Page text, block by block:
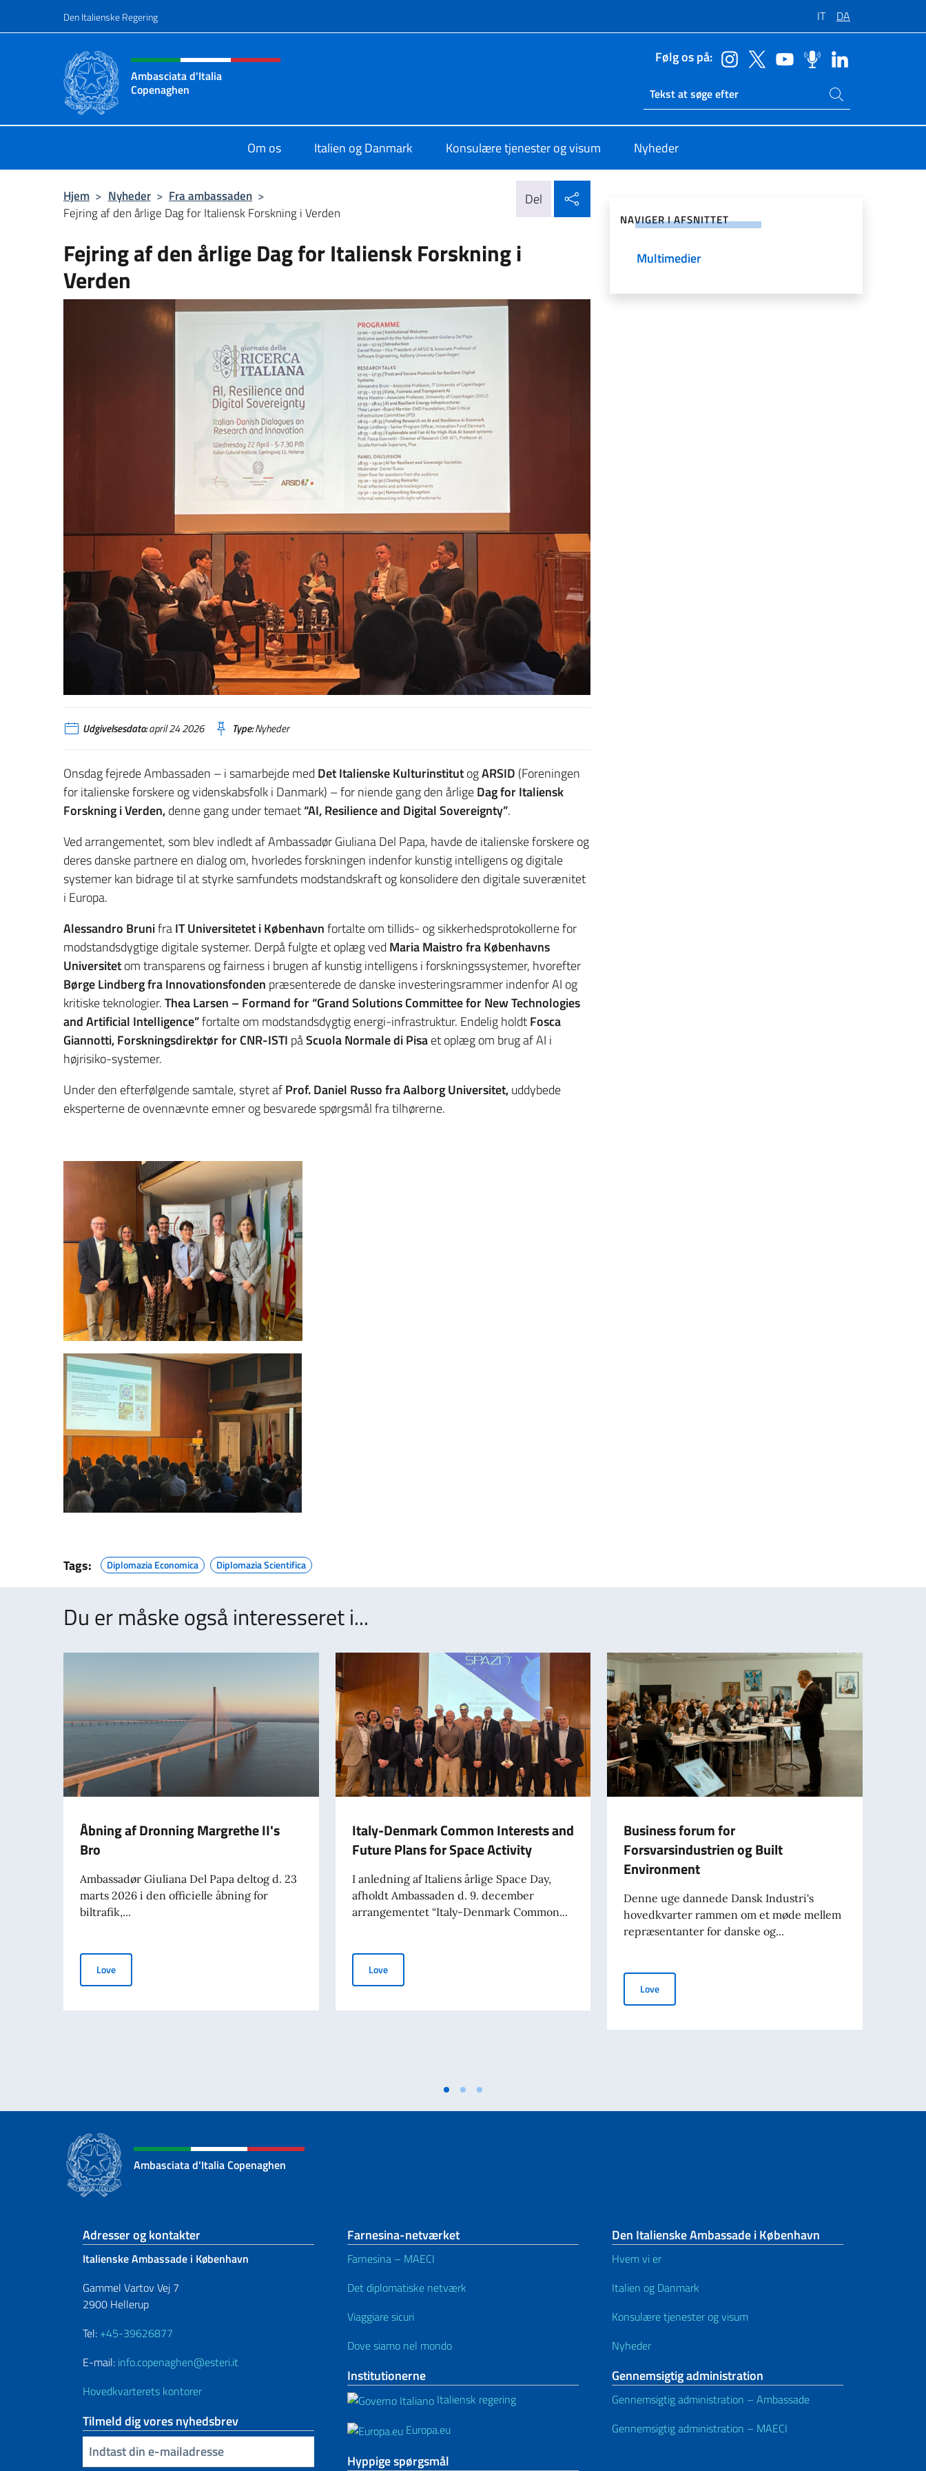
Den Italienske Regering IT DA
Hjemmesidehoved, sociale medier og menu
Ambasciata d'Italia
Copenaghen
Følg os på:
Ricerca sito live
Søg på siden
Om os Italien og Danmark Konsulære tjenester og visum Nyheder
Hjem > Nyheder > Fra ambassaden >
Fejring af den årlige Dag for Italiensk Forskning i Verden
Del
Fejring af den årlige Dag for Italiensk Forskning i
Verden
Udgivelsesdato:april 24 2026 Type:Nyheder
Onsdag fejrede Ambassaden – i samarbejde med Det Italienske KulturinstitutogARSID (Foreningen
for italienske forskere og videnskabsfolk i Danmark) – for niende gang den årligeDag for Italiensk
Forskning i Verden,denne gang under temaet“AI, Resilience and Digital Sovereignty”.
Ved arrangementet, som blev indledt af Ambassadør Giuliana Del Papa, havde de italienske forskere og
deres danske partnere en dialog om, hvorledes forskningen indenfor kunstig intelligens og digitale
systemer kan bidrage til at styrke samfundets modstandskraft og konsolidere den digitale suverænitet
i Europa.
Alessandro BrunifraIT Universitetet i Københavnfortalte om tillids- og sikkerhedsprotokollerne for
modstandsdygtige digitale systemer. Derpå fulgte et oplæg ved Maria Maistro fra Københavns
Universitetom transparens og fairness i brugen af kunstig intelligens i forskningssystemer, hvorefter
Børge Lindberg fra Innovationsfonden præsenterede de danske investeringsrammer indenfor AI og
kritiske teknologier.Thea Larsen – Formand for “Grand Solutions Committee for New Technologies
and Artificial Intelligence”fortalte om modstandsdygtig energi-infrastruktur. Endelig holdtFosca
Giannotti, Forskningsdirektør for CNR-ISTI påScuola Normale di Pisaet oplæg om brug af AI i
højrisiko-systemer.
Under den efterfølgende samtale, styret afProf. Daniel Russo fra Aalborg Universitet,uddybede
eksperterne de ovennævnte emner og besvarede spørgsmål fra tilhørerne.
Tags: Diplomazia Economica Diplomazia Scientifica
NAVIGER I AFSNITTET
Multimedier
Du er måske også interesseret i...
Åbning af Dronning Margrethe II's
Bro
Ambassadør Giuliana Del Papa deltog d. 23
marts 2026 i den officielle åbning for
biltrafik,...
LoveÅbning af Dronning Margrethe II's Bro
Italy-Denmark Common Interests and
Future Plans for Space Activity
I anledning af Italiens årlige Space Day,
afholdt Ambassaden d. 9. december
arrangementet “Italy-Denmark Common...
LoveItaly-Denmark Common Interests and Future Plans for Space Activity
Business forum for
Forsvarsindustrien og Built
Environment
Denne uge dannede Dansk Industri's
hovedkvarter rammen om et møde mellem
repræsentanter for danske og...
LoveBusiness forum for Forsvarsindustrien og Built Environment
Ambasciata d'Italia Copenaghen
Sidefod sektion
Adresser og kontakter
Italienske Ambassade i København
Gammel Vartov Vej 7
2900 Hellerup
Tel: +45-39626877
E-mail: info.copenaghen@esteri.it
Hovedkvarterets kontorer
Tilmeld dig vores nyhedsbrev
Indtast din e-mailadresse
Farnesina-netværket
Farnesina – MAECI
Det diplomatiske netværk
Viaggiare sicuri
Dove siamo nel mondo
Institutionerne
Italiensk regering
Europa.eu
Hyppige spørgsmål
Den Italienske Ambassade i København
Hvem vi er
Italien og Danmark
Konsulære tjenester og visum
Nyheder
Gennemsigtig administration
Gennemsigtig administration – Ambassade
Gennemsigtig administration – MAECI